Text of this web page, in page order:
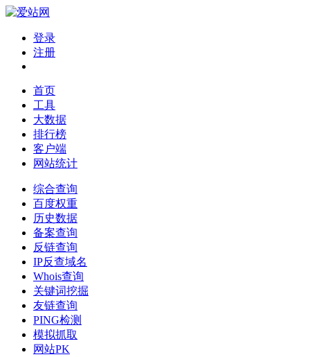
登录
注册
首页
工具
大数据
排行榜
客户端
网站统计
综合查询
百度权重
历史数据
备案查询
反链查询
IP反查域名
Whois查询
关键词挖掘
友链查询
PING检测
模拟抓取
网站PK